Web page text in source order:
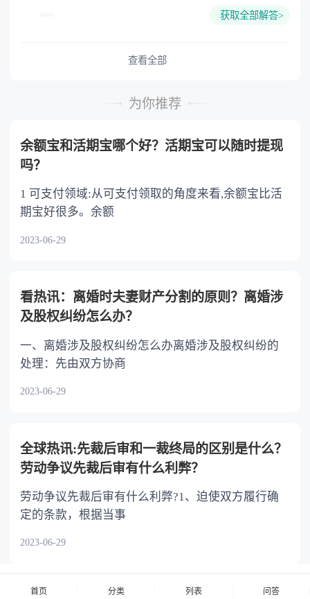
或者与被继承人共同生活的继承人，分配遗产
的继承人，不尽扶养义务的，分配遗产时，应当
获取全部解答>
查看全部
为你推荐
余额宝和活期宝哪个好？活期宝可以随时提现
吗？
1 可支付领域:从可支付领取的角度来看,余额宝比活
期宝好很多。余额
2023-06-29
看热讯：离婚时夫妻财产分割的原则？离婚涉
及股权纠纷怎么办？
一、离婚涉及股权纠纷怎么办离婚涉及股权纠纷的
处理：先由双方协商
2023-06-29
全球热讯:先裁后审和一裁终局的区别是什么？
劳动争议先裁后审有什么利弊？
劳动争议先裁后审有什么利弊?1、迫使双方履行确
定的条款，根据当事
2023-06-29
首页 分类 列表 问答